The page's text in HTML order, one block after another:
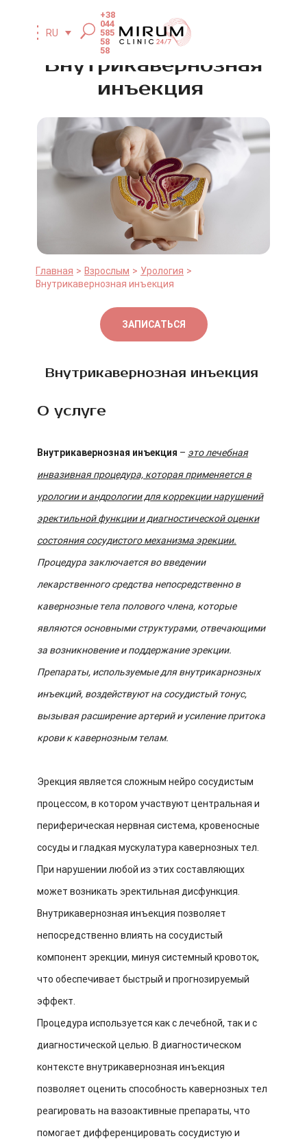
RU
+38
044
585
58
58
Внутрикавернозная
инъекция
Главная Взрослым
Урология
Внутрикавернозная инъекция
ЗАПИСАТЬСЯ
Внутрикавернозная инъекция
О услуге
Внутрикавернозная инъекция – это лечебная
инвазивная процедура, которая применяется в
урологии и андрологии для коррекции нарушений
эректильной функции и диагностической оценки
состояния сосудистого механизма эрекции.
Процедура заключается во введении
лекарственного средства непосредственно в
кавернозные тела полового члена, которые
являются основными структурами, отвечающими
за возникновение и поддержание эрекции.
Препараты, используемые для внутрикарнозных
инъекций, воздействуют на сосудистый тонус,
вызывая расширение артерий и усиление притока
крови к кавернозным телам.
Эрекция является сложным нейро сосудистым
процессом, в котором участвуют центральная и
периферическая нервная система, кровеносные
сосуды и гладкая мускулатура кавернозных тел.
При нарушении любой из этих составляющих
может возникать эректильная дисфункция.
Внутрикавернозная инъекция позволяет
непосредственно влиять на сосудистый
компонент эрекции, минуя системный кровоток,
что обеспечивает быстрый и прогнозируемый
эффект.
Процедура используется как с лечебной, так и с
диагностической целью. В диагностическом
контексте внутрикавернозная инъекция
позволяет оценить способность кавернозных тел
реагировать на вазоактивные препараты, что
помогает дифференцировать сосудистую и